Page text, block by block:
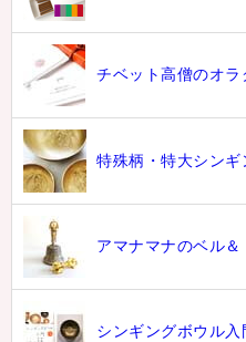
チベット高僧のオラ
特殊柄・特大シンギ
アマナマナのベル＆
シンギングボウル入